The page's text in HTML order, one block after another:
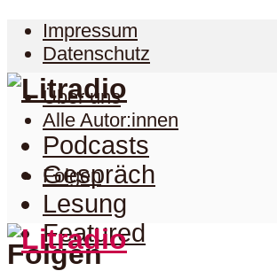
Impressum
Datenschutz
Über uns
Alle Autor:innen
Folgen
Folgen
Podcasts
Gespräch
Lesung
Featured